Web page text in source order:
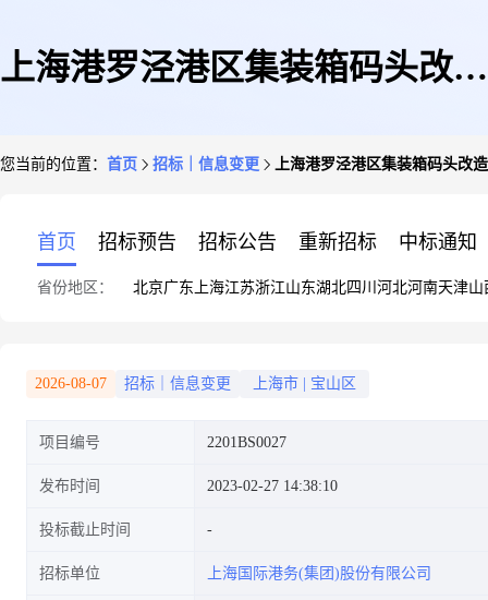
上海港罗泾港区集装箱码头改造
您当前的位置： 首页 招标｜信息变更 上海港罗泾港区集装箱码头
首页 招标预告 招标公告 重新招标 中标通知
省份地区： 北京广东 上海江苏浙江山东湖北四川 河北河南天津山
2026-08-07 招标｜信息变更 上海市 宝山区
项目编号 2201BS0027
发布时间 2023-02-27 14:38:10
投标截止时间
招标单位 上海国际港务(集团)股份有限公司